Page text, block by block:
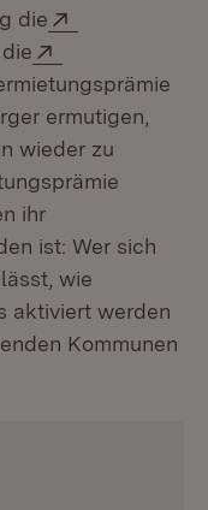
die
in neuem Fenster)
Fenster)
ermutigen,
wieder zu
ihr
ist: Wer sich
wie
aktiviert werden
Kommunen